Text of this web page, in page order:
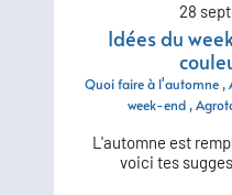
28
Idées du
Quoi faire à l'automne
week-end
L'automne est
voici tes